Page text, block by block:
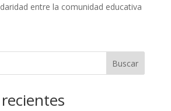
entre la comunidad educativa
Buscar